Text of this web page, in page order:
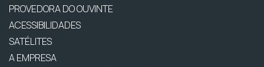
PROVEDORA DO OUVINTE
ACESSIBILIDADES
SATÉLITES
A EMPRESA